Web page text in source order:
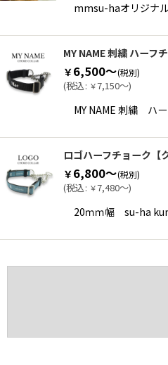
mmsu-haオリジナ
MY NAME 刺繍 ハーフ
￥ 6,500～(税別)
(税込: ￥7,150～)
MY NAME 刺繍 ハ
ロゴハーフチョーク【
￥ 6,800～(税別)
(税込: ￥7,480～)
20ｍｍ幅 su-ha